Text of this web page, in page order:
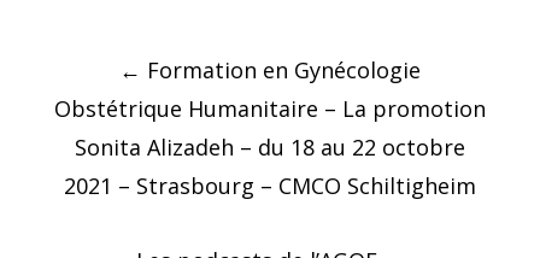
navigation
← Formation en Gynécologie
Obstétrique Humanitaire – La promotion
Sonita Alizadeh – du 18 au 22 octobre
2021 – Strasbourg – CMCO Schiltigheim